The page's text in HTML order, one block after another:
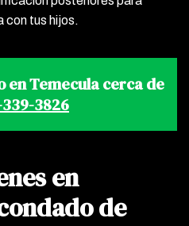
con tus hijos.
en Temecula cerca de
339-3826
en
de